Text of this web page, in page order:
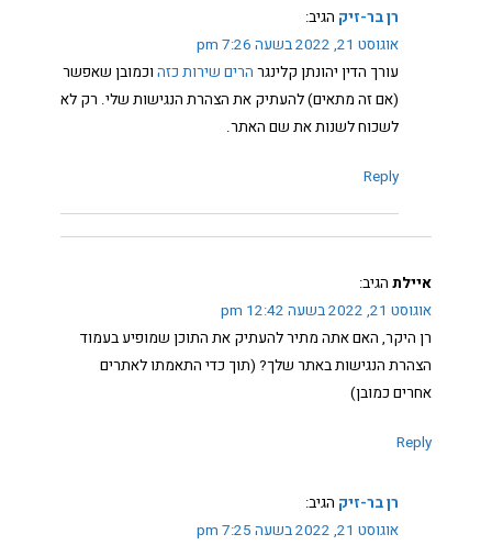
רן בר-זיק הגיב:
אוגוסט 21, 2022 בשעה 7:26 pm
עורך הדין יהונתן קלינגר הרים שירות כזה וכמובן שאפשר
(אם זה מתאים) להעתיק את הצהרת הנגישות שלי. רק לא
לשכוח לשנות את שם האתר.
Reply
איילת הגיב:
אוגוסט 21, 2022 בשעה 12:42 pm
רן היקר, האם אתה מתיר להעתיק את התוכן שמופיע בעמוד
הצהרת הנגישות באתר שלך? (תוך כדי התאמתו לאתרים
אחרים כמובן)
Reply
רן בר-זיק הגיב:
אוגוסט 21, 2022 בשעה 7:25 pm